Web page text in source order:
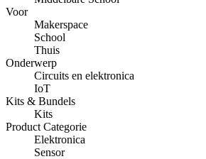
Voor
Makerspace
School
Thuis
Onderwerp
Circuits en elektronica
IoT
Kits & Bundels
Kits
Product Categorie
Elektronica
Sensor